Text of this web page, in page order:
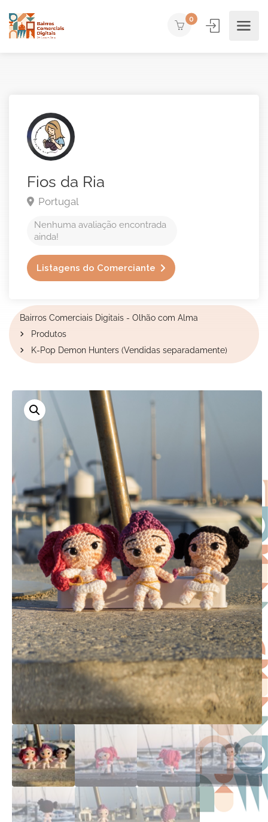
0
Fios da Ria
Portugal
Nenhuma avaliação encontrada
ainda!
Listagens do Comerciante
Bairros Comerciais Digitais - Olhão com Alma
Produtos
K-Pop Demon Hunters (Vendidas separadamente)